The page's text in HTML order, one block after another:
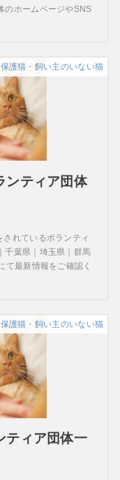
のホームページやSNS
保護猫・飼い主のいない猫
ンティア団体
れているボランティ
千葉県｜埼玉県｜群馬
て最新情報をご確認く
保護猫・飼い主のいない猫
ティア団体一